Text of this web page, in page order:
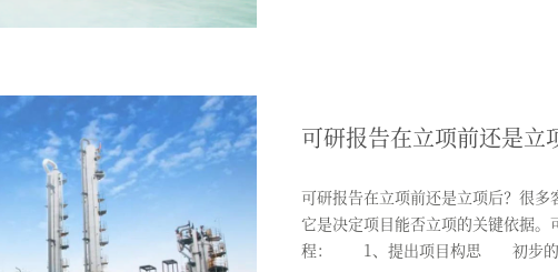
可研报告在立项前还是立
可研报告在立项前还是立项后？很多
它是决定项目能否立项的关键依据
程： 1、提出项目构思 初步